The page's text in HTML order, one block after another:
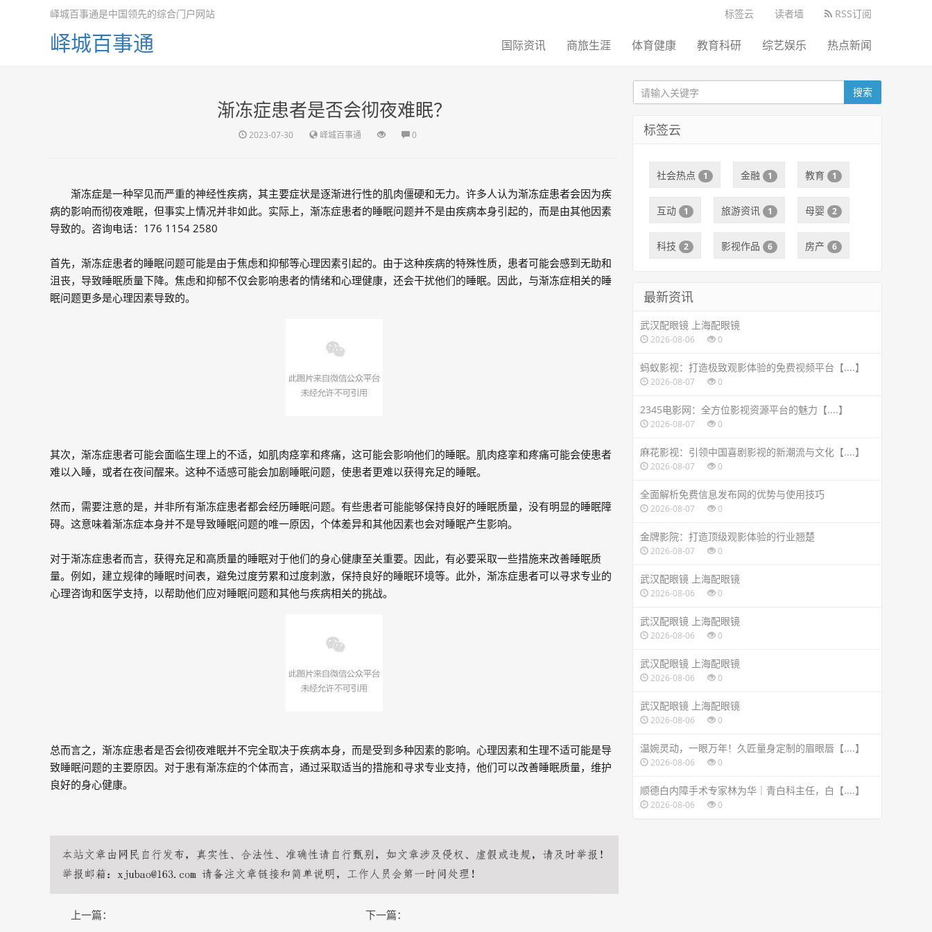
标签云 读者墙 RSS订阅
峄城百事通是中国领先的综合门户网站
峄城百事通 国际资讯 商旅生涯 体育健康 教育科研 综艺娱乐 热点新闻
渐冻症患者是否会彻夜难眠？
2023-07-30 峄城百事通 0
渐冻症是一种罕见而严重的神经性疾病，其主要症状是逐渐进行性的肌肉僵硬和无力。许多人认为渐冻症患者会因为疾
病的影响而彻夜难眠，但事实上情况并非如此。实际上，渐冻症患者的睡眠问题并不是由疾病本身引起的，而是由其他因素
导致的。咨询电话：176 1154 2580
首先，渐冻症患者的睡眠问题可能是由于焦虑和抑郁等心理因素引起的。由于这种疾病的特殊性质，患者可能会感到无助和
沮丧，导致睡眠质量下降。焦虑和抑郁不仅会影响患者的情绪和心理健康，还会干扰他们的睡眠。因此，与渐冻症相关的睡
眠问题更多是心理因素导致的。
其次，渐冻症患者可能会面临生理上的不适，如肌肉痉挛和疼痛，这可能会影响他们的睡眠。肌肉痉挛和疼痛可能会使患者
难以入睡，或者在夜间醒来。这种不适感可能会加剧睡眠问题，使患者更难以获得充足的睡眠。
然而，需要注意的是，并非所有渐冻症患者都会经历睡眠问题。有些患者可能能够保持良好的睡眠质量，没有明显的睡眠障
碍。这意味着渐冻症本身并不是导致睡眠问题的唯一原因，个体差异和其他因素也会对睡眠产生影响。
对于渐冻症患者而言，获得充足和高质量的睡眠对于他们的身心健康至关重要。因此，有必要采取一些措施来改善睡眠质
量。例如，建立规律的睡眠时间表，避免过度劳累和过度刺激，保持良好的睡眠环境等。此外，渐冻症患者可以寻求专业的
心理咨询和医学支持，以帮助他们应对睡眠问题和其他与疾病相关的挑战。
总而言之，渐冻症患者是否会彻夜难眠并不完全取决于疾病本身，而是受到多种因素的影响。心理因素和生理不适可能是导
致睡眠问题的主要原因。对于患有渐冻症的个体而言，通过采取适当的措施和寻求专业支持，他们可以改善睡眠质量，维护
良好的身心健康。
上一篇： 下一篇：
搜索
标签云
社会热点 1 金融 1 教育 1
互动 1 旅游资讯 1 母婴 2
科技 2 影视作品 6 房产 6
最新资讯
武汉配眼镜 上海配眼镜
2026-08-06 0
蚂蚁影视：打造极致观影体验的免费视频平台【....】
2026-08-07 0
2345电影网：全方位影视资源平台的魅力【....】
2026-08-07 0
麻花影视：引领中国喜剧影视的新潮流与文化【....】
2026-08-07 0
全面解析免费信息发布网的优势与使用技巧
2026-08-07 0
金牌影院：打造顶级观影体验的行业翘楚
2026-08-07 0
武汉配眼镜 上海配眼镜
2026-08-06 0
武汉配眼镜 上海配眼镜
2026-08-06 0
武汉配眼镜 上海配眼镜
2026-08-06 0
武汉配眼镜 上海配眼镜
2026-08-06 0
温婉灵动，一眼万年！久匠量身定制的眉眼唇【....】
2026-08-06 0
顺德白内障手术专家林为华｜青白科主任，白【....】
2026-08-06 0